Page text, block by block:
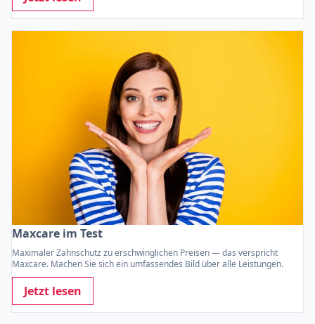
Maxcare im Test
Maximaler Zahnschutz zu erschwinglichen Preisen — das verspricht
Maxcare. Machen Sie sich ein umfassendes Bild über alle Leistungen.
Jetzt lesen